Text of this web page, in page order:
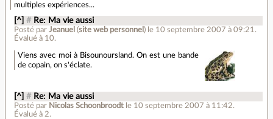
multiples expériences...
[^] # Re: Ma vie aussi
Posté parJeanuel (site web personnel ) le 10 septembre 2007 à 09:21.
Évalué à 10.
Viens avec moi à Bisounoursland. On est une bande
de copain, on s'éclate.
[^] # Re: Ma vie aussi
Posté par Nicolas Schoonbroodt le 10 septembre 2007 à 11:42.
Évalué à2.